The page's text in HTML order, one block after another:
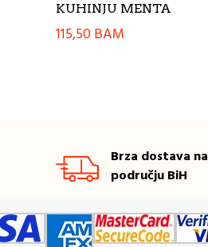
KUHINJU MENTA
115,50BAM
Brza dostava na
području BiH